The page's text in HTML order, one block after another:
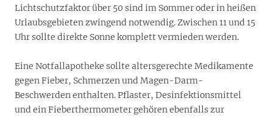
Lichtschutzfaktor über 50 sind im Sommer oder in heißen
Urlaubsgebieten zwingend notwendig. Zwischen 11 und 15
Uhr sollte direkte Sonne komplett vermieden werden.
Eine Notfallapotheke sollte altersgerechte Medikamente
gegen Fieber, Schmerzen und Magen-Darm-
Beschwerden enthalten. Pflaster, Desinfektionsmittel
und ein Fieberthermometer gehören ebenfalls zur